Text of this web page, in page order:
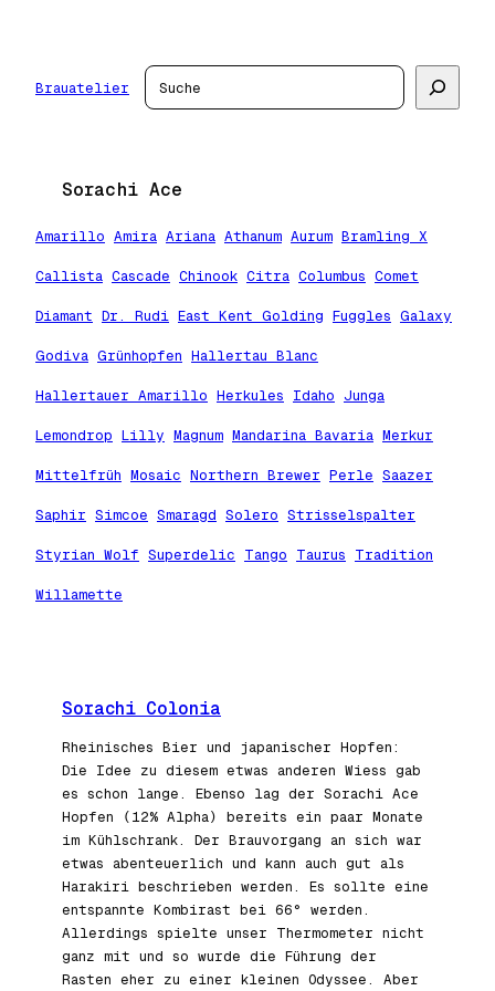
Brauatelier
Suchen
Sorachi Ace
Amarillo Amira Ariana Athanum Aurum Bramling X
Callista Cascade Chinook Citra Columbus Comet
Diamant Dr. Rudi East Kent Golding Fuggles Galaxy
Godiva Grünhopfen Hallertau Blanc
Hallertauer Amarillo Herkules Idaho Junga
Lemondrop Lilly Magnum Mandarina Bavaria Merkur
Mittelfrüh Mosaic Northern Brewer Perle Saazer
Saphir Simcoe Smaragd Solero Strisselspalter
Styrian Wolf Superdelic Tango Taurus Tradition
Willamette
Sorachi Colonia
Rheinisches Bier und japanischer Hopfen:
Die Idee zu diesem etwas anderen Wiess gab
es schon lange. Ebenso lag der Sorachi Ace
Hopfen (12% Alpha) bereits ein paar Monate
im Kühlschrank. Der Brauvorgang an sich war
etwas abenteuerlich und kann auch gut als
Harakiri beschrieben werden. Es sollte eine
entspannte Kombirast bei 66° werden.
Allerdings spielte unser Thermometer nicht
ganz mit und so wurde die Führung der
Rasten eher zu einer kleinen Odyssee. Aber